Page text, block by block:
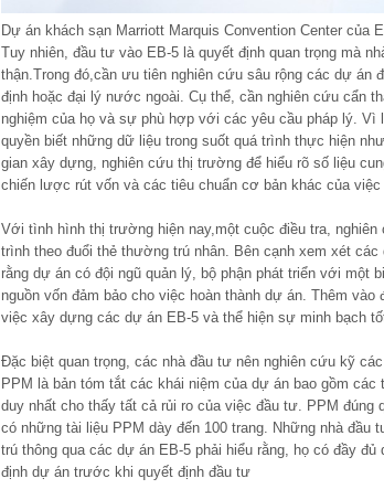
Dự án khách sạn Marriott Marquis Convention Center của
Tuy nhiên, đầu tư vào EB-5 là quyết định quan trọng mà
thận.Trong đó,cần ưu tiên nghiên cứu sâu rộng các dự án
định hoặc đại lý nước ngoài. Cụ thể, cần nghiên cứu cẩn
nghiệm của họ và sự phù hợp với các yêu cầu pháp lý.
quyền biết những dữ liệu trong suốt quá trình thực hiện
gian xây dựng, nghiên cứu thị trường để hiểu rõ số liệu
chiến lược rút vốn và các tiêu chuẩn cơ bản khác của
Với tình hình thị trường hiện nay,một cuộc điều tra,
trình theo đuổi thẻ thường trú nhân. Bên cạnh xem xét
rằng dự án có đội ngũ quản lý, bộ phận phát triển với một
nguồn vốn đảm bảo cho việc hoàn thành dự án. Thêm
việc xây dựng các dự án EB-5 và thể hiện sự minh bạch
Đặc biệt quan trọng, các nhà đầu tư nên nghiên cứu kỹ
PPM là bản tóm tắt các khái niệm của dự án bao gồm
duy nhất cho thấy tất cả rủi ro của việc đầu tư. PPM đúng
có những tài liệu PPM dày đến 100 trang. Những nhà
trú thông qua các dự án EB-5 phải hiểu rằng, họ có đầy
định dự án trước khi quyết định đầu tư